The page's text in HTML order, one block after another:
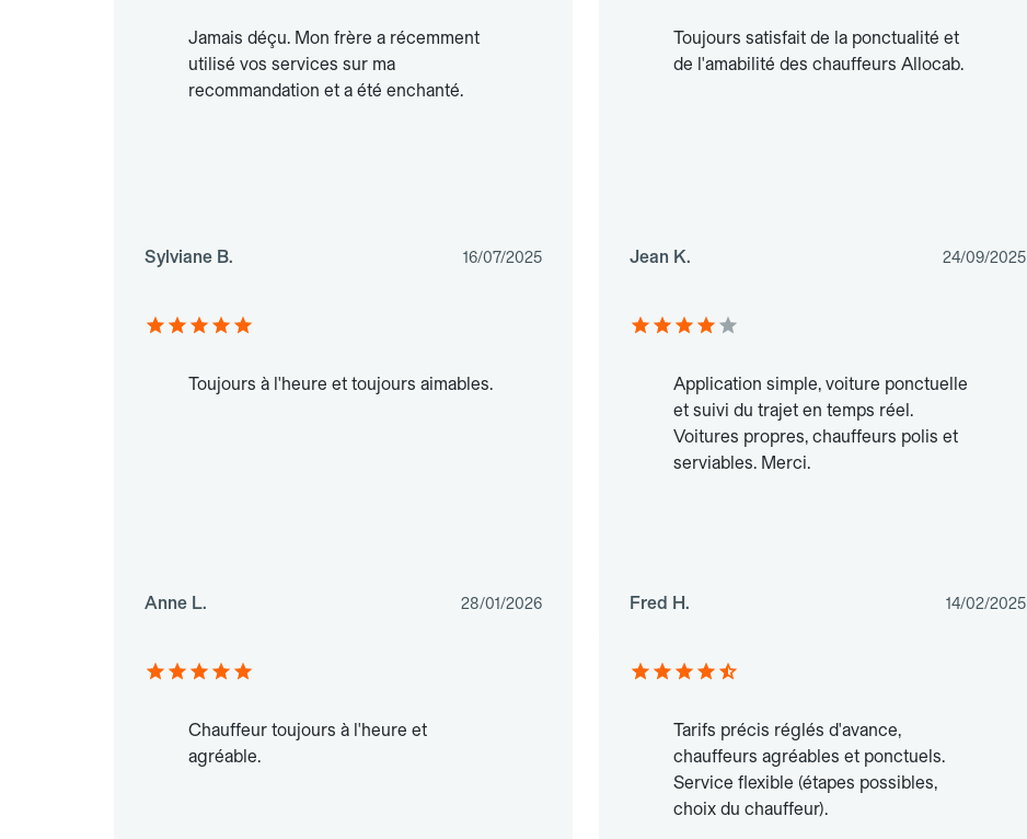
Jamais déçu. Mon frère a récemment
utilisé vos services sur ma
recommandation et a été enchanté.
Sylviane B. 16/07/2025
Toujours satisfait de la ponctualité et
de l'amabilité des chauffeurs Allocab.
Jean K. 24/09/2025
Toujours à l'heure et toujours aimables.
Anne L. 28/01/2026
Application simple, voiture ponctuelle
et suivi du trajet en temps réel.
Voitures propres, chauffeurs polis et
serviables. Merci.
Fred H. 14/02/2025
Chauffeur toujours à l'heure et
agréable.
Tarifs précis réglés d'avance,
chauffeurs agréables et ponctuels.
Service flexible (étapes possibles,
choix du chauffeur).